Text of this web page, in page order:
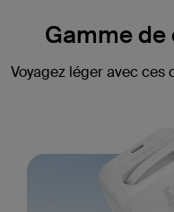
Gamme
Voyagez léger avec ces